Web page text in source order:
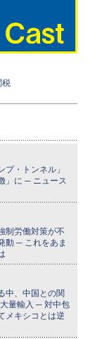
税
・トンネル」
」に ─ ニュース
制労働対策が不
動 ─ これをあま
中、中国との関
量輸入 ─ 対中包
メキシコとは逆